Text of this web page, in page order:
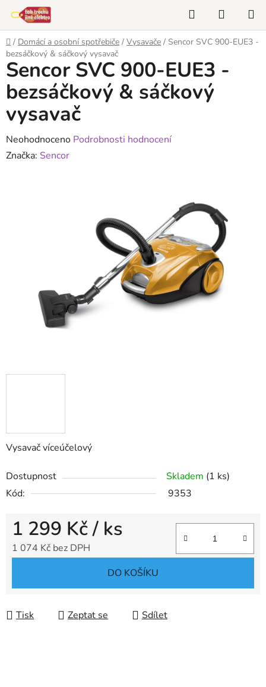
obsah
Hledat
KOŠÍK
Domů
/ Domácí a osobní spotřebiče / Vysavače / Sencor SVC 900-EUE3 -
bezsáčkový & sáčkový vysavač
Vysavač víceúčelový
Dostupnost Skladem (1 ks)
Kód:
9353
1 299 Kč/ ks
1 074 Kč bez DPH
DO KOŠÍKU
Tisk Zeptat se Sdílet
Sencor SVC 900-EUE3 -
bezsáčkový & sáčkový
vysavač
Průměrné
hodnocení
Neohodnoceno Podrobnosti hodnocení
Značka: Sencor